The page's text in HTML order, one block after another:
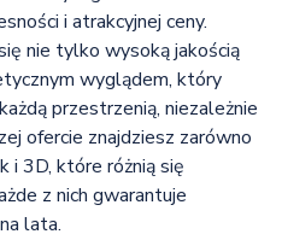
i atrakcyjnej ceny.
nie tylko wysoką jakością
wyglądem, który
przestrzenią, niezależnie
ofercie znajdziesz zarówno
i 3D, które różnią się
z nich gwarantuje
lata.